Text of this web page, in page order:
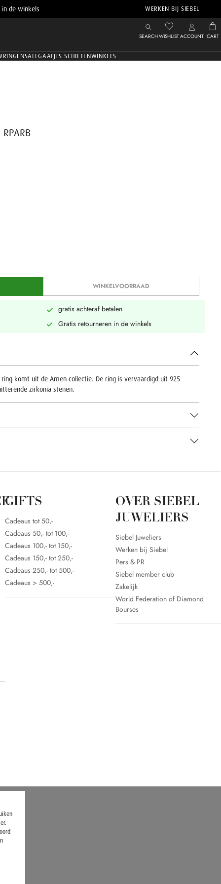
de winkels WERKEN BIJ SIEBEL
SEARCHWISHLISTACCOUNT CART
SALEGAATJES SCHIETENWINKELS
WINKELVOORRAAD
gratis achteraf betalen
Gratis retourneren in de winkels
komt uit de Amen collectie. De ring is vervaardigd uit 925
zirkonia stenen.
GIFTS
Cadeaus tot 50,-
Cadeaus 50,- tot 100,-
Cadeaus 100,- tot 150,-
Cadeaus 150,- tot 250,-
Cadeaus 250,- tot 500,-
Cadeaus > 500,-
OVER SIEBEL
JUWELIERS
Siebel Juweliers
Werken bij Siebel
Pers & PR
Siebel member club
Zakelijk
World Federation of Diamond
Bourses